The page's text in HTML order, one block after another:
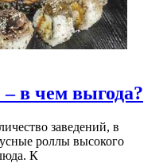
в чем выгода?
заведений, в
роллы высокого
К